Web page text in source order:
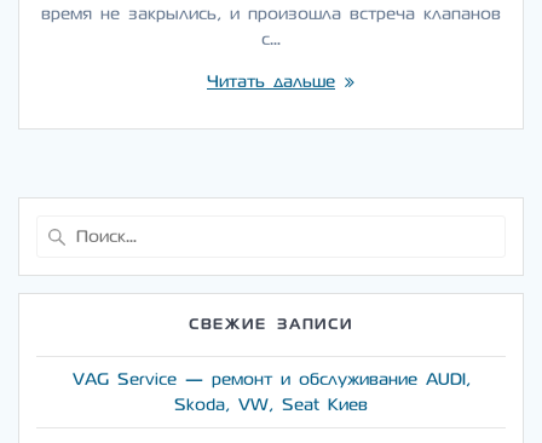
время не закрылись, и произошла встреча клапанов
с…
Читать дальше
СВЕЖИЕ ЗАПИСИ
VAG Service — ремонт и обслуживание AUDI,
Skoda, VW, Seat Киев